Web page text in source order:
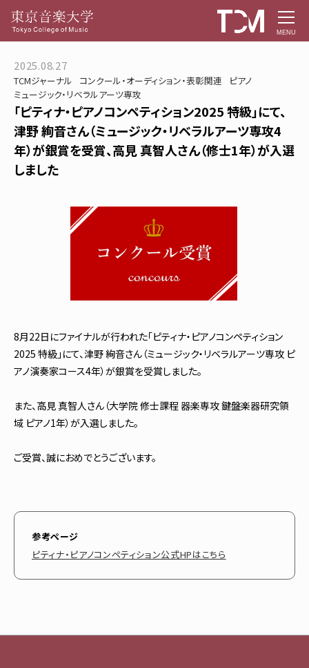
MENU
2025.08.27
TCMジャーナル コンクール・オーディション・表彰関連
ピアノ
ミュージック・リベラルアーツ専攻
「ピティナ・ピアノコンペティション2025 特級」にて、
津野 絢音さん（ミュージック・リベラルアーツ専攻4
年）が銀賞を受賞、高見 真智人さん（修士1年）が入選
しました
8月22日にファイナルが行われた「ピティナ・ピアノコンペティション
2025 特級」にて、津野 絢音さん（ミュージック・リベラルアーツ専攻 ピ
アノ演奏家コース4年）が銀賞を受賞しました。
また、高見 真智人さん（大学院 修士課程 器楽専攻 鍵盤楽器研究領
域 ピアノ1年）が入選しました。
ご受賞、誠におめでとうございます。
参考ページ
ピティナ・ピアノコンペティション公式HPはこちら